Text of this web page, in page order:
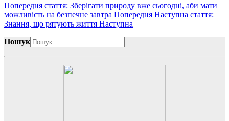
Попередня стаття: Зберігати природу вже сьогодні, аби мати
можливість на безпечне завтра Попередня Наступна стаття:
Знання, що рятують життя Наступна
Пошук